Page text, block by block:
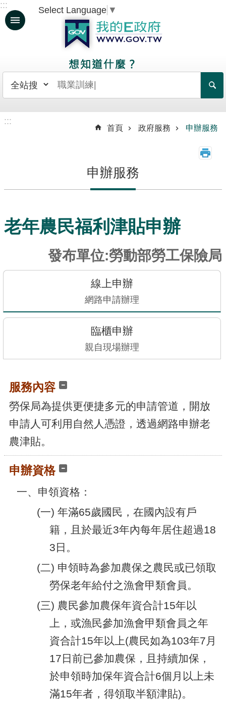
跳到主要內容區塊
常
生
資
訊
站
能
小
幫
手
電
腦
版
::: Select Language ▼
:::
首頁 政府服務 申辦服務
申辦服務
老年農民福利津貼申辦
發布單位:勞動部勞工保險局
線上申辦
網路申請辦理
臨櫃申辦
親自現場辦理
服務內容
勞保局為提供更便捷多元的申請管道，開放
申請人可利用自然人憑證，透過網路申辦老
農津貼。
申辦資格
一、申領資格：
(一) 年滿65歲國民，在國內設有戶
籍，且於最近3年內每年居住超過18
3日。
(二) 申領時為參加農保之農民或已領取
勞保老年給付之漁會甲類會員。
(三) 農民參加農保年資合計15年以
上，或漁民參加漁會甲類會員之年
資合計15年以上(農民如為103年7月
17日前已參加農保，且持續加保，
於申領時加保年資合計6個月以上未
滿15年者，得領取半額津貼)。